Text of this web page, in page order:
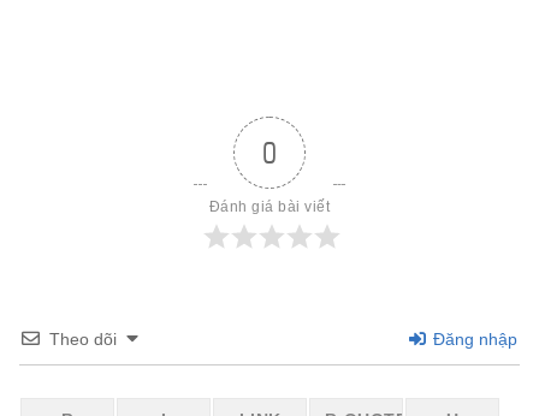
0
Đánh giá bài viết
Theo dõi Đăng nhập